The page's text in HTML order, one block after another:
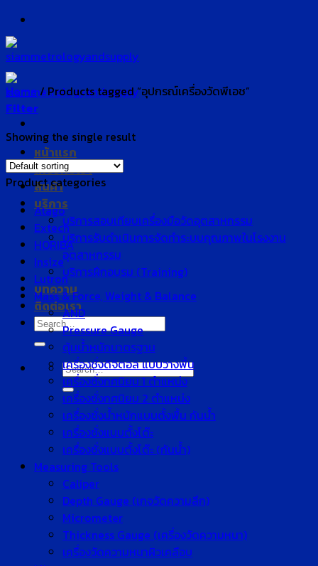
Skip
to
content
หน้าแรก
เกี่ยวกับเรา
สินค้า
บริการ
บริการสอบเทียบเครื่องมือวัดอุตสาหกรรม
บริการรับดำเนินการจัดทำระบบคุณภาพในโรงงาน
อุตสาหกรรม
บริการฝึกอบรม (Training)
บทความ
ติดต่อเรา
Search
for:
Search
for:
Home /Products tagged “อุปกรณ์เครื่องวัดพีเอช”
Filter
Showing the single result
Product categories
Atago
Extech
HORIBA
Insize
Lutron
Mass & Force, Weight & Balance
AND
Pressure Gauge
ตุ้มน้ำหนักมาตรฐาน
เครื่องชั่งดิจิตอล แบบวางพื้น
เครื่องชั่งทศนิยม 1 ตำแหน่ง
เครื่องชั่งทศนิยม 2 ตำแหน่ง
เครื่องชั่งน้ำหนักแบบตั้งพื้น กันน้ำ
เครื่องชั่งแบบตั้งโต๊ะ
เครื่องชั่งแบบตั้งโต๊ะ (กันน้ำ)
Measuring Tools
Caliper
Depth Gauge (เกจวัดความลึก)
Micrometer
Thickness Gauge (เครื่องวัดความหนา)
เครื่องวัดความหนาผิวเคลือบ